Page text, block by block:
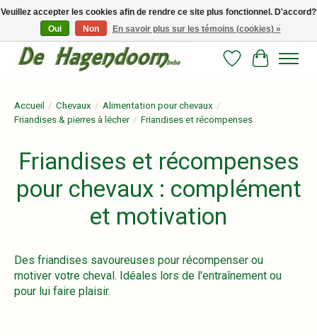
Persoonlijk advies en betrouwbare voeding voor jouw paard!
Liste dePanier
Accueil / Chevaux / Alimentation pour chevaux /
Friandises & pierres à lécher / Friandises et récompenses
Friandises et récompenses
pour chevaux : complément
et motivation
Des friandises savoureuses pour récompenser ou
motiver votre cheval. Idéales lors de l'entraînement ou
pour lui faire plaisir.
Veuillez accepter les cookies afin de rendre ce site plus fonctionnel. D'accord?
Oui
Non En savoir plus sur les témoins (cookies) »